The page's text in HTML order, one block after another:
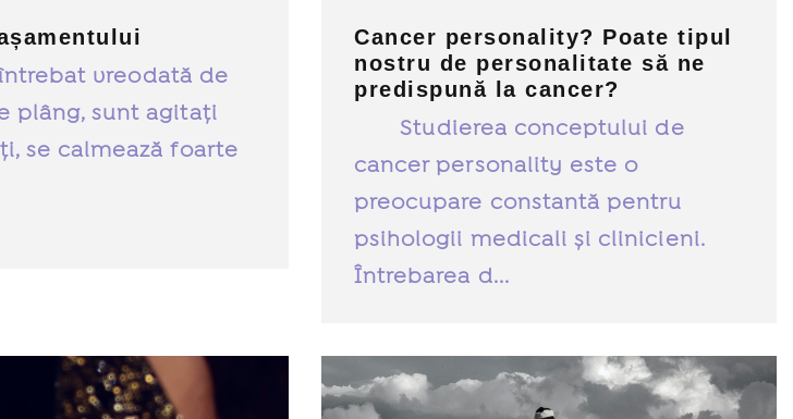
vreodată de
plâng, sunt agitați
se calmează foarte
Cancer personality? Poate tipul
nostru de personalitate să ne
predispună la cancer?
Studierea conceptului de
cancer personality este o
preocupare constantă pentru
psihologii medicali și clinicieni.
Întrebarea d...